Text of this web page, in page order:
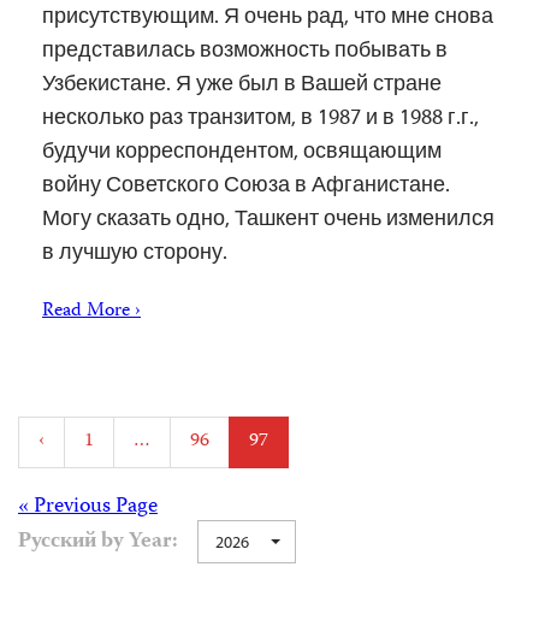
присутствующим. Я очень рад, что мне снова
представилась возможность побывать в
Узбекистане. Я уже был в Вашей стране
несколько раз транзитом, в 1987 и в 1988 г.г.,
будучи корреспондентом, освящающим
войну Советского Союза в Афганистане.
Могу сказать одно, Ташкент очень изменился
в лучшую сторону.
Read More ›
Posts
pagination
‹ 1 … 96 97
Posts
navigation
« Previous Page
Русский by Year:
2026